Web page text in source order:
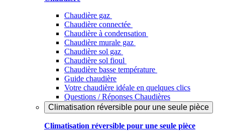
Chaudière gaz
Chaudière connectée
Chaudière à condensation
Chaudière murale gaz
Chaudière sol gaz
Chaudière sol fioul
Chaudière basse température
Guide chaudière
Votre chaudière idéale en quelques clics
Questions / Réponses Chaudières
Climatisation réversible pour une seule pièce
Climatisation réversible pour une seule pièce